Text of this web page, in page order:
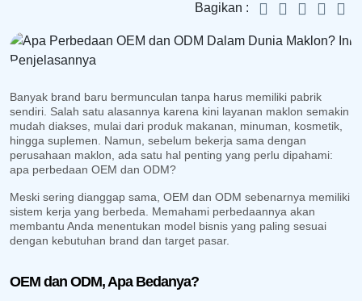
Bagikan :
Banyak brand baru bermunculan tanpa harus memiliki pabrik
sendiri. Salah satu alasannya karena kini layanan maklon semakin
mudah diakses, mulai dari produk makanan, minuman, kosmetik,
hingga suplemen. Namun, sebelum bekerja sama dengan
perusahaan maklon, ada satu hal penting yang perlu dipahami:
apa perbedaan OEM dan ODM?
Meski sering dianggap sama, OEM dan ODM sebenarnya memiliki
sistem kerja yang berbeda. Memahami perbedaannya akan
membantu Anda menentukan model bisnis yang paling sesuai
dengan kebutuhan brand dan target pasar.
OEM dan ODM, Apa Bedanya?